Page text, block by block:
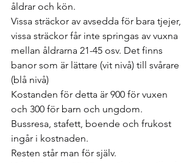
åldrar och kön.
Vissa sträckor av avsedda för bara tjejer,
vissa sträckor får inte springas av vuxna
mellan åldrarna 21-45 osv. Det finns
banor som är lättare (vit nivå) till svårare
(blå nivå)
Kostanden för detta är 900 för vuxen
och 300 för barn och ungdom.
Bussresa, stafett, boende och frukost
ingår i kostnaden.
Resten står man för själv.